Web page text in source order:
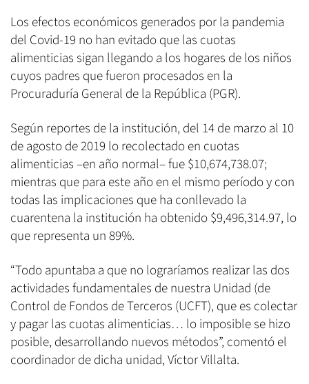
Los efectos económicos generados por la pandemia
del Covid-19 no han evitado que las cuotas
alimenticias sigan llegando a los hogares de los niños
cuyos padres que fueron procesados en la
Procuraduría General de la República (PGR).
Según reportes de la institución, del 14 de marzo al 10
de agosto de 2019 lo recolectado en cuotas
alimenticias –en año normal– fue $10,674,738.07;
mientras que para este año en el mismo período y con
todas las implicaciones que ha conllevado la
cuarentena la institución ha obtenido $9,496,314.97, lo
que representa un 89%.
“Todo apuntaba a que no lograríamos realizar las dos
actividades fundamentales de nuestra Unidad (de
Control de Fondos de Terceros (UCFT), que es colectar
y pagar las cuotas alimenticias… lo imposible se hizo
posible, desarrollando nuevos métodos”, comentó el
coordinador de dicha unidad, Víctor Villalta.